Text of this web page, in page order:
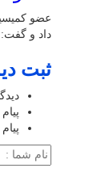
داد و
ثبت